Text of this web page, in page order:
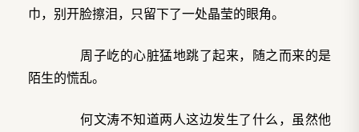
巾，别开脸擦泪，只留下了一处晶莹的眼角。
周子屹的心脏猛地跳了起来，随之而来的是
陌生的慌乱。
何文涛不知道两人这边发生了什么，虽然他